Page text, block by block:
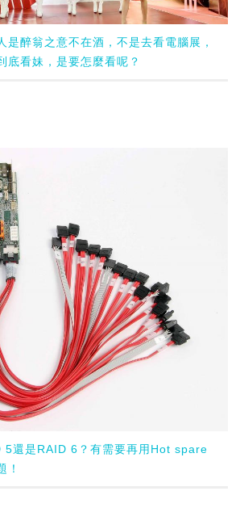
是醉翁之意不在酒，不是去看電腦展，
底看妹，是要怎麼看呢？
5還是RAID 6？有需要再用Hot spare
！